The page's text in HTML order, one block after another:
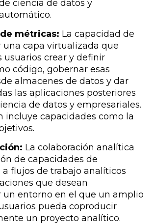
ciencia de datos y
de métricas: La capacidad de
una capa virtualizada que
usuarios crear y definir
código, gobernar esas
almacenes de datos y dar
las aplicaciones posteriores
de datos y empresariales.
incluye capacidades como la
La colaboración analítica
de capacidades de
flujos de trabajo analíticos
que desean
un entorno en el que un amplio
pueda coproducir
un proyecto analítico.